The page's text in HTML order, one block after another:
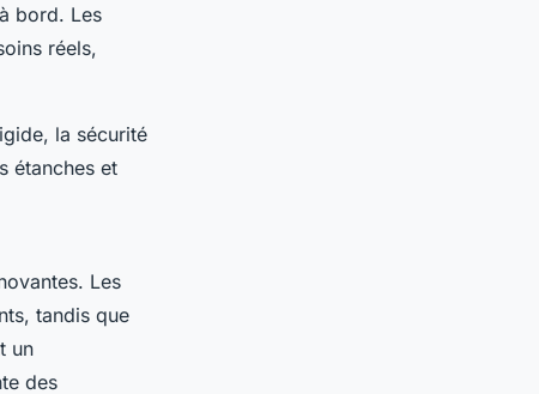
bord. Les
réels,
la sécurité
étanches et
Les
tandis que
un
des